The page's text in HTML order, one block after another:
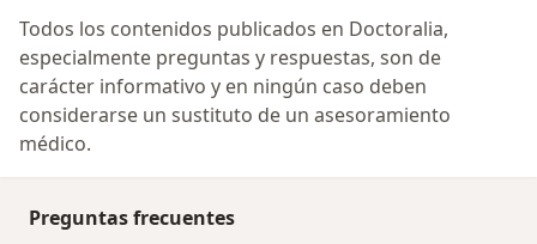
Todos los contenidos publicados en Doctoralia,
especialmente preguntas y respuestas, son de
carácter informativo y en ningún caso deben
considerarse un sustituto de un asesoramiento
médico.
Preguntas frecuentes